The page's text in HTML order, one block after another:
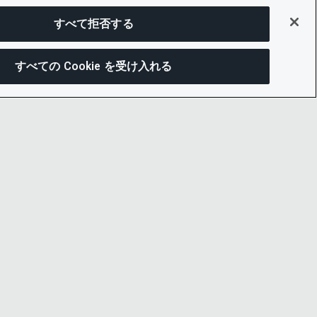
すべて拒否する
すべての Cookie を受け入れる